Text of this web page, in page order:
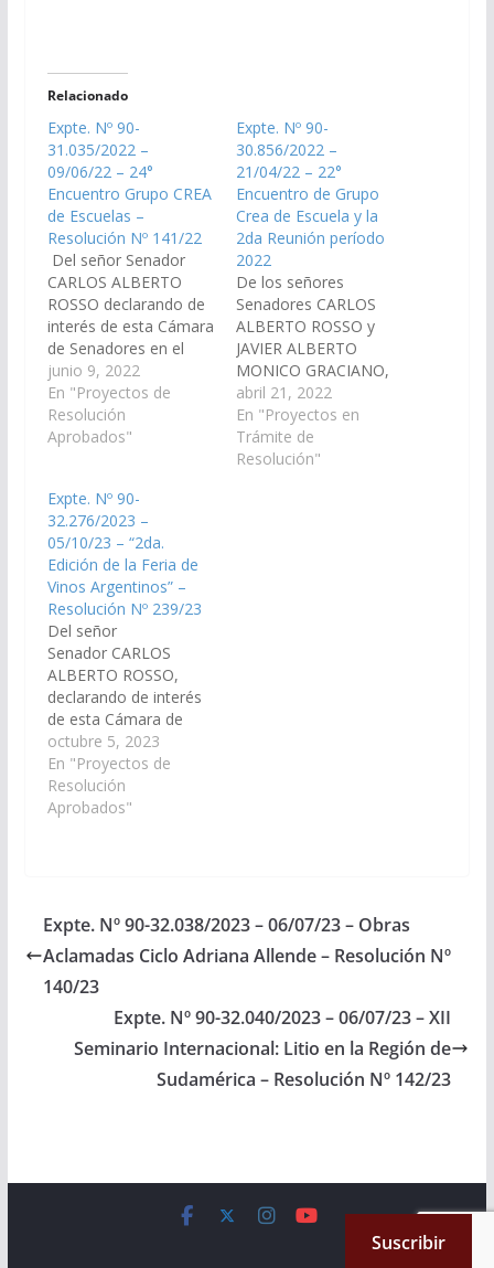
Relacionado
Expte. Nº 90-
31.035/2022 –
09/06/22 – 24°
Encuentro Grupo CREA
de Escuelas –
Resolución Nº 141/22
Del señor Senador
CARLOS ALBERTO
ROSSO declarando de
interés de esta Cámara
de Senadores en el
marco de las
actividades previstas
en la 4° Reunión 2022,
a llevarse a cabo el día
Ministerio de
Educación, Cultura,
Ciencia y Tecnología,
Dirección General
Educación…
junio 9, 2022
En "Proyectos de
Resolución
Aprobados"
Expte. Nº 90-
30.856/2022 –
21/04/22 – 22°
Encuentro de Grupo
Crea de Escuela y la
2da Reunión período
2022
De los señores
Senadores CARLOS
ALBERTO ROSSO y
JAVIER ALBERTO
MONICO GRACIANO,
declarando de interés
de esta Cámara el 22°
Encuentro de Grupo
Crea de Escuela y la
abril 21, 2022
En "Proyectos en
Trámite de
Resolución"
Expte. Nº 90-
32.276/2023 –
05/10/23 – “2da.
Edición de la Feria de
Vinos Argentinos” –
Resolución Nº 239/23
Del señor
Senador CARLOS
ALBERTO ROSSO,
declarando de interés
de esta Cámara de
Senadores las
actividades, en el
marco de la “2da.
Edición de la Feria de
durante los días 12 y
13 de octubre…
octubre 5, 2023
En "Proyectos de
Resolución
Aprobados"
Expte. Nº 90-32.038/2023 – 06/07/23 – Obras
Aclamadas Ciclo Adriana Allende – Resolución Nº
140/23
Expte. Nº 90-32.040/2023 – 06/07/23 – XII
Seminario Internacional: Litio en la Región de
Sudamérica – Resolución Nº 142/23
. All rights reserved.
Suscribir